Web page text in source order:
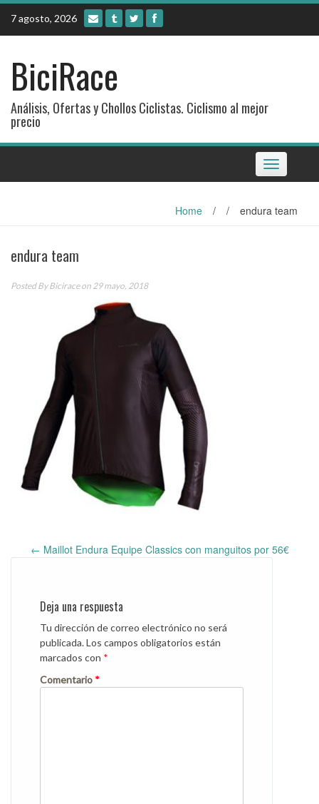
Skip
content
7 agosto, 2026
BiciRace
Análisis, Ofertas y Chollos Ciclistas. Ciclismo al mejor
precio
Toggle
navigation
Home / / endura team
endura team
Posted ByBiciraceon 29 mayo, 2018
Post
← Maillot Endura Equipe Classics con manguitos por 56€
Deja una respuesta
Tu dirección de correo electrónico no será
publicada.Los campos obligatorios están
marcados con *
Comentario *